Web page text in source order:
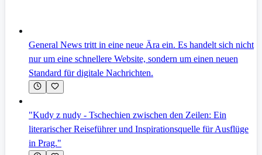
General News tritt in eine neue Ära ein. Es handelt sich nicht
nur um eine schnellere Website, sondern um einen neuen
Standard für digitale Nachrichten.
"Kudy z nudy - Tschechien zwischen den Zeilen: Ein
literarischer Reiseführer und Inspirationsquelle für Ausflüge
in Prag."